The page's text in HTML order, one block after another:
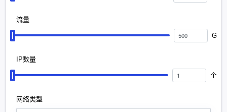
流量
G
IP数量
个
网络类型